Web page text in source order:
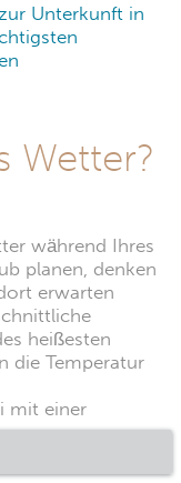
Unterkunft in
Wetter?
während Ihres
planen, denken
erwarten
heißesten
die Temperatur
mit einer